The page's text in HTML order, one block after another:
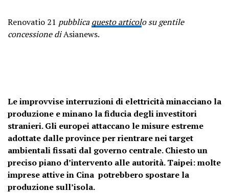
Renovatio 21 pubblicaquesto articolo su gentile
concessione diAsianews.
Le improvvise interruzioni di elettricità minacciano la
produzione e minano la fiducia degli investitori
stranieri. Gli europei attaccano le misure estreme
adottate dalle province per rientrare nei target
ambientali fissati dal governo centrale. Chiesto un
preciso piano d’intervento alle autorità. Taipei: molte
imprese attive in Cina potrebbero spostare la
produzione sull’isola.